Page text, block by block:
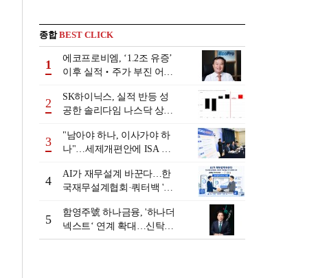
종합BEST CLICK
1
에코프로비엠, ‘1.2조 유증’
이후 실적‧주가 부진 어쩌
2
SK하이닉스, 실적 반등 성
공한 솔리다임 나스닥 상장
3
"남아야 하나, 이사가야 하
나"…세제개편안에 ISA 투
4
AI가 재무설계 바꾼다…한
국재무설계협회·쿼터백 '베
5
함영주號 하나금융, '하나더
넥스트‘ 연계 확대…신탁수
수료 2배 증가 효과 [금융 시